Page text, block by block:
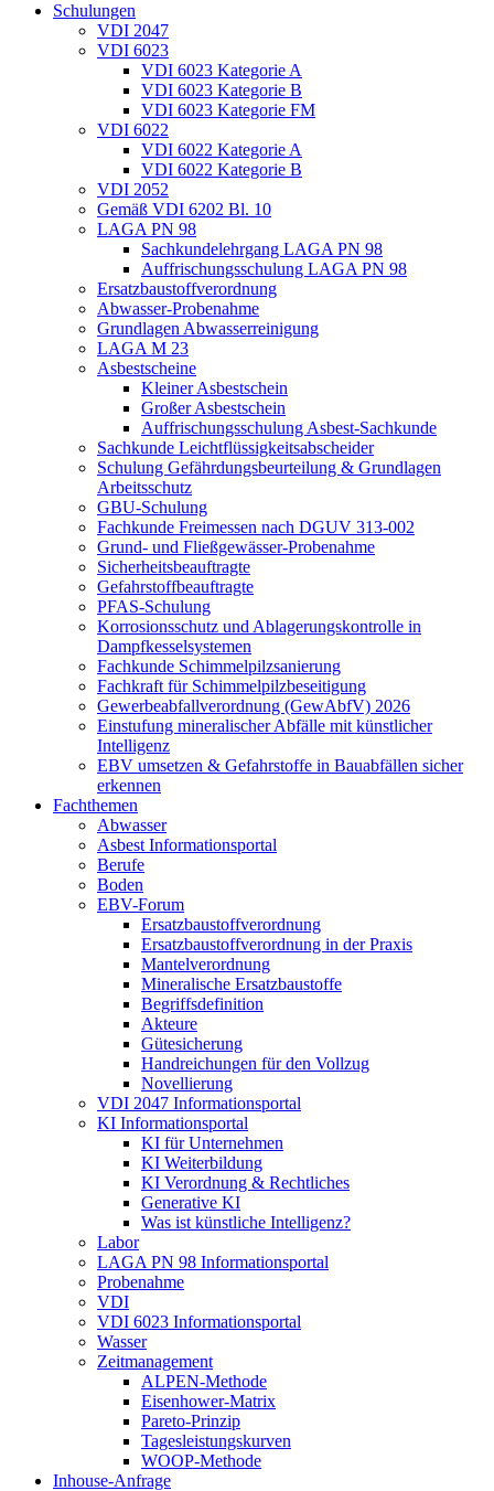
Schulungen
VDI 2047
VDI 6023
VDI 6023 Kategorie A
VDI 6023 Kategorie B
VDI 6023 Kategorie FM
VDI 6022
VDI 6022 Kategorie A
VDI 6022 Kategorie B
VDI 2052
Gemäß VDI 6202 Bl. 10
LAGA PN 98
Sachkundelehrgang LAGA PN 98
Auffrischungsschulung LAGA PN 98
Ersatzbaustoffverordnung
Abwasser-Probenahme
Grundlagen Abwasserreinigung
LAGA M 23
Asbestscheine
Kleiner Asbestschein
Großer Asbestschein
Auffrischungsschulung Asbest-Sachkunde
Sachkunde Leichtflüssigkeitsabscheider
Schulung Gefährdungsbeurteilung & Grundlagen
Arbeitsschutz
GBU-Schulung
Fachkunde Freimessen nach DGUV 313‑002
Grund- und Fließgewässer-Probenahme
Sicherheitsbeauftragte
Gefahrstoffbeauftragte
PFAS-Schulung
Korrosionsschutz und Ablagerungskontrolle in
Dampfkesselsystemen
Fachkunde Schimmelpilzsanierung
Fachkraft für Schimmelpilzbeseitigung
Gewerbeabfallverordnung (GewAbfV) 2026
Einstufung mineralischer Abfälle mit künstlicher
Intelligenz
EBV umsetzen & Gefahrstoffe in Bauabfällen sicher
erkennen
Fachthemen
Abwasser
Asbest Informationsportal
Berufe
Boden
EBV-Forum
Ersatzbaustoffverordnung
Ersatzbaustoffverordnung in der Praxis
Mantelverordnung
Mineralische Ersatzbaustoffe
Begriffsdefinition
Akteure
Gütesicherung
Handreichungen für den Vollzug
Novellierung
VDI 2047 Informationsportal
KI Informationsportal
KI für Unternehmen
KI Weiterbildung
KI Verordnung & Rechtliches
Generative KI
Was ist künstliche Intelligenz?
Labor
LAGA PN 98 Informationsportal
Probenahme
VDI
VDI 6023 Informationsportal
Wasser
Zeitmanagement
ALPEN-Methode
Eisenhower-Matrix
Pareto-Prinzip
Tagesleistungskurven
WOOP-Methode
Inhouse-Anfrage